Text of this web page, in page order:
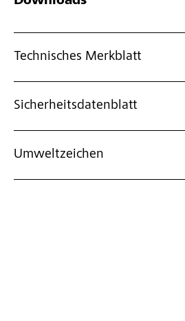
Technisches Merkblatt
Sicherheitsdatenblatt
Umweltzeichen